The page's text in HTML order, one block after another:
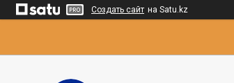
Создать сайт на Satu.kz